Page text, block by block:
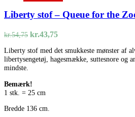
Liberty stof – Queue for the
kr.54,75 Den
pris
var:
kr.43,75Den
pris
er:
Liberty stof med det smukkeste mønster af
libertysengetøj, hagesmække, suttesnore og
mindste.
Bemærk!
1 stk. = 25 cm
Bredde 136 cm.